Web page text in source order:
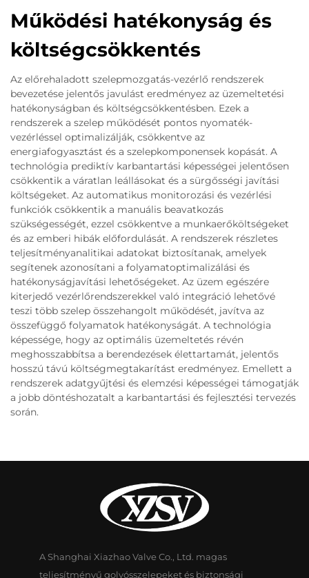
Működési hatékonyság és
költségcsökkentés
Az előrehaladott szelepmozgatás-vezérlő rendszerek
bevezetése jelentős javulást eredményez az üzemeltetési
hatékonyságban és költségcsökkentésben. Ezek a
rendszerek a szelep működését pontos nyomaték-
vezérléssel optimalizálják, csökkentve az
energiafogyasztást és a szelepkomponensek kopását. A
technológia prediktív karbantartási képességei jelentősen
csökkentik a váratlan leállásokat és a sürgősségi javítási
költségeket. Az automatikus monitorozási és vezérlési
funkciók csökkentik a manuális beavatkozás
szükségességét, ezzel csökkentve a munkaerőköltségeket
és az emberi hibák előfordulását. A rendszerek részletes
teljesítményanalitikai adatokat biztosítanak, amelyek
segítenek azonosítani a folyamatoptimalizálási és
hatékonyságjavítási lehetőségeket. Az üzem egészére
kiterjedő vezérlőrendszerekkel való integráció lehetővé
teszi több szelep összehangolt működését, javítva az
összefüggő folyamatok hatékonyságát. A technológia
képessége, hogy az optimális üzemeltetés révén
meghosszabbítsa a berendezések élettartamát, jelentős
hosszú távú költségmegtakarítást eredményez. Emellett a
rendszerek adatgyűjtési és elemzési képességei támogatják
a jobb döntéshozatalt a karbantartási és fejlesztési tervezés
során.
A Shanghai Xiazhao Valve Co., Ltd. magas
teljesítményű golyósszelepeket és biztonsági